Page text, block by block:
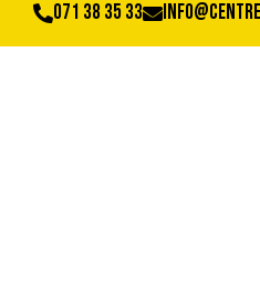
071 38 35 33